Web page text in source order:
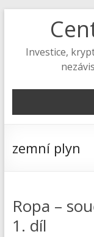
Investice,
zemní plyn
Ropa –
1. díl